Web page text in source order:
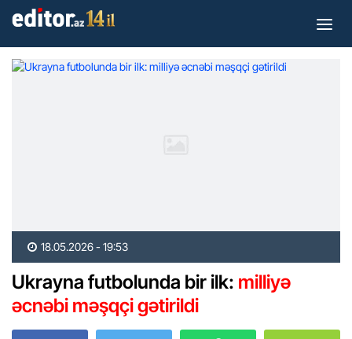
18.05.2026 - 19:53
Ukrayna futbolunda bir ilk: milliyə
əcnəbi məşqçi gətirildi